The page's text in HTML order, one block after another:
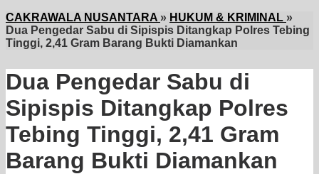
CAKRAWALA NUSANTARA » HUKUM & KRIMINAL »
Dua Pengedar Sabu di Sipispis Ditangkap Polres Tebing
Tinggi, 2,41 Gram Barang Bukti Diamankan
Dua Pengedar Sabu di
Sipispis Ditangkap Polres
Tebing Tinggi, 2,41 Gram
Barang Bukti Diamankan